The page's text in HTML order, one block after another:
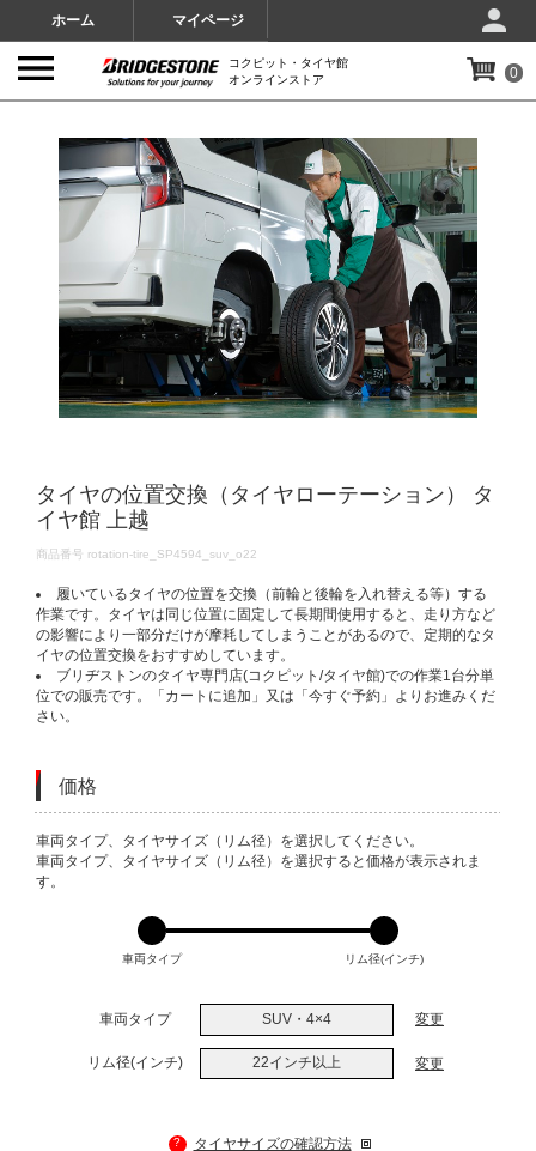
ホーム マイページ
コクピット・タイヤ館
オンラインストア
0
タイヤの位置交換（タイヤローテーション） タ
イヤ館 上越
DETAILS
商品番号 rotation-tire_SP4594_suv_o22
履いているタイヤの位置を交換（前輪と後輪を入れ替える等）する
作業です。タイヤは同じ位置に固定して長期間使用すると、走り方など
の影響により一部分だけが摩耗してしまうことがあるので、定期的なタ
イヤの位置交換をおすすめしています。
ブリヂストンのタイヤ専門店(コクピット/タイヤ館)での作業1台分単
位での販売です。「カートに追加」又は「今すぐ予約」よりお進みくだ
さい。
価格
VARIATIONS
車両タイプ、タイヤサイズ（リム径）を選択してください。
車両タイプ、タイヤサイズ（リム径）を選択すると価格が表示されま
す。
車両タイプ リム径(インチ)
車両タイプ SUV・4×4 変更
リム径(インチ) 22インチ以上 変更
? タイヤサイズの確認方法